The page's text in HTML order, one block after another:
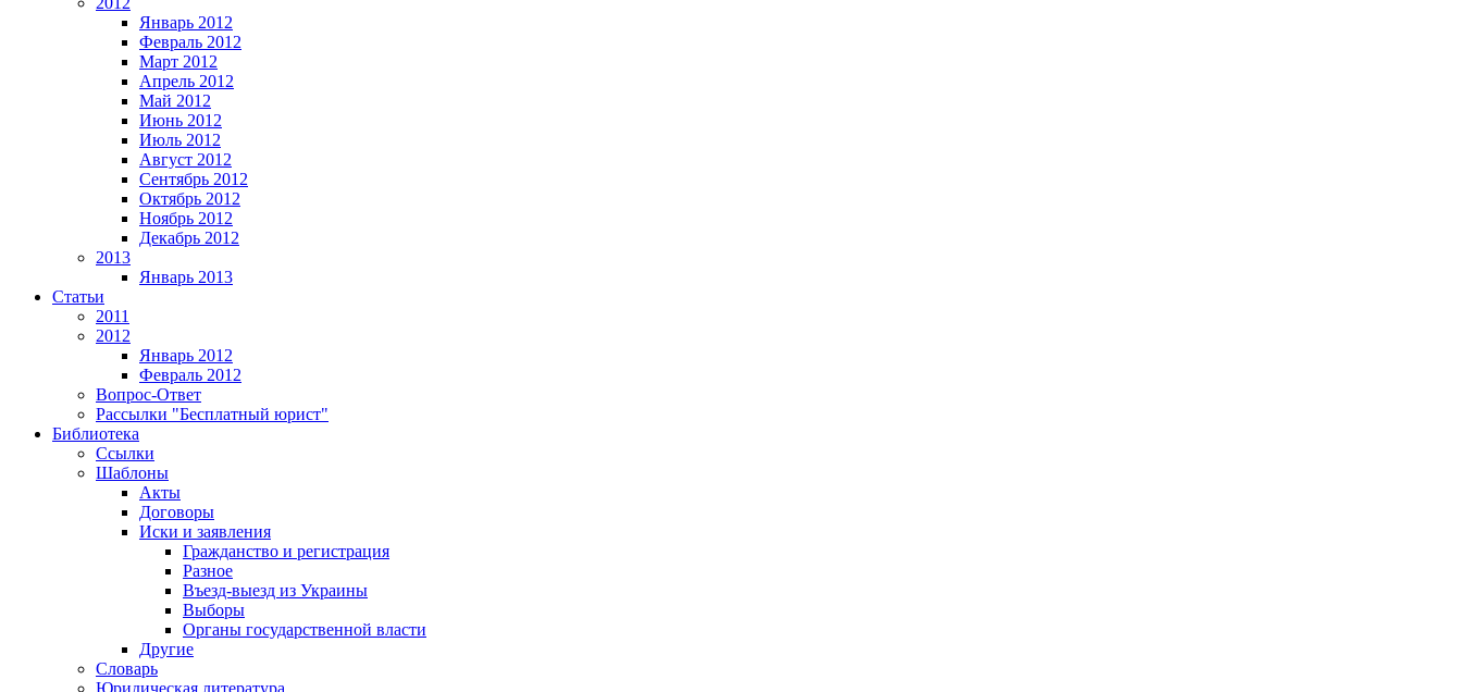
Январь 2012
Февраль 2012
Март 2012
Апрель 2012
Май 2012
Июнь 2012
Июль 2012
Август 2012
Сентябрь 2012
Октябрь 2012
Ноябрь 2012
Декабрь 2012
2013
Январь 2013
Статьи
2011
2012
Январь 2012
Февраль 2012
Вопрос-Ответ
Рассылки "Бесплатный юрист"
Библиотека
Ссылки
Шаблоны
Акты
Договоры
Иски и заявления
Гражданство и регистрация
Разное
Въезд-выезд из Украины
Выборы
Органы государственной власти
Другие
Словарь
Юридическая литература